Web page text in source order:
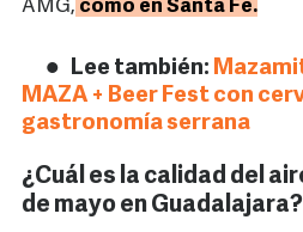
AMG, como en Santa Fe.
Lee también:
MAZA + Beer Fest con
gastronomía serrana
¿Cuál es la calidad del
de mayo en Guadalajara?